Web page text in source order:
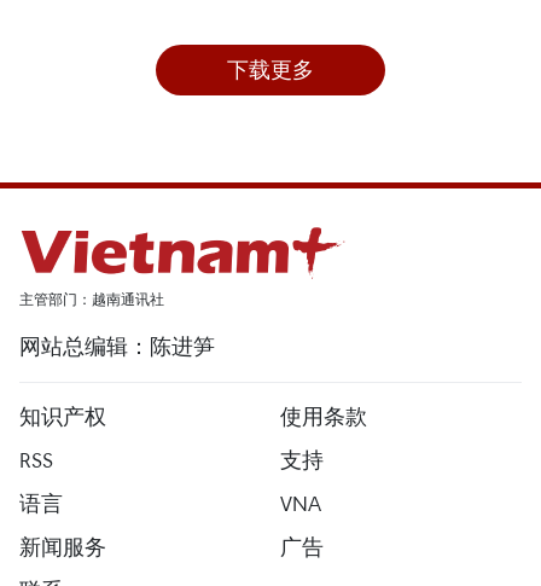
下载更多
主管部门：越南通讯社
网站总编辑：陈进笋
知识产权
使用条款
RSS
支持
语言
VNA
新闻服务
广告